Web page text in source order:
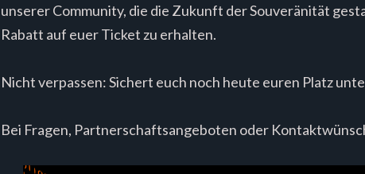
unserer Community, die die Zukunft der Souveränität
Rabatt auf euer Ticket zu erhalten.
Nicht verpassen: Sichert euch noch heute euren Platz
Bei Fragen, Partnerschaftsangeboten oder